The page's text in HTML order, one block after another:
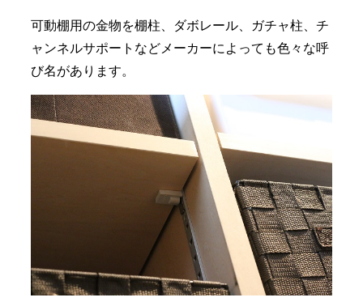
可動棚用の金物を棚柱、ダボレール、ガチャ柱、チ
ャンネルサポートなどメーカーによっても色々な呼
び名があります。